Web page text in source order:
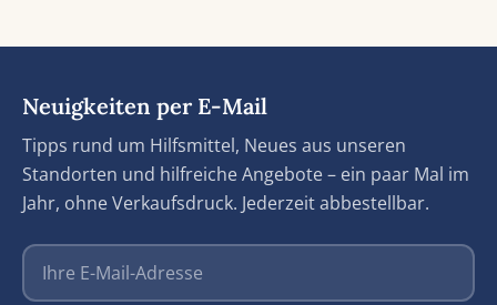
Neuigkeiten per E-Mail
Tipps rund um Hilfsmittel, Neues aus unseren
Standorten und hilfreiche Angebote – ein paar Mal im
Jahr, ohne Verkaufsdruck. Jederzeit abbestellbar.
E-Mail-Adresse